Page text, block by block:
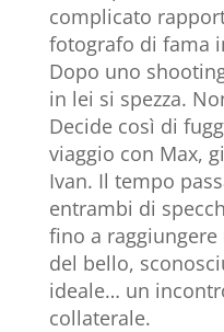
complicato
fotografo di fama
Dopo uno
in lei si spezza.
Decide così di
viaggio con Max,
Ivan. Il tempo
entrambi di
fino a
del bello,
ideale… un
collaterale.